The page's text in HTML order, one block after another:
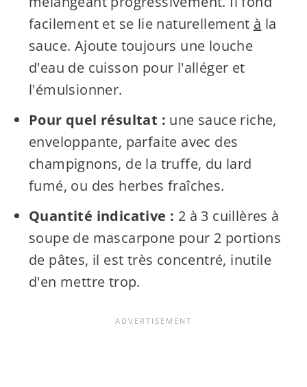
facilement et se lie naturellement à la
sauce. Ajoute toujours une louche
d'eau de cuisson pour l'alléger et
l'émulsionner.
Pour quel résultat : une sauce riche,
enveloppante, parfaite avec des
champignons, de la truffe, du lard
fumé, ou des herbes fraîches.
Quantité indicative : 2 à 3 cuillères à
soupe de mascarpone pour 2 portions
de pâtes, il est très concentré, inutile
d'en mettre trop.